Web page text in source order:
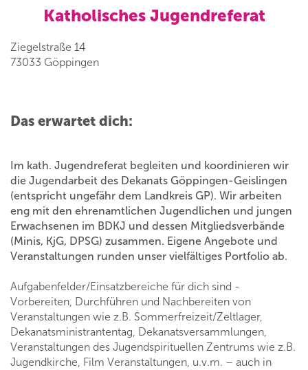
Katholisches Jugendreferat
Ziegelstraße 14
73033 Göppingen
Das erwartet dich:
Im kath. Jugendreferat begleiten und koordinieren wir
die Jugendarbeit des Dekanats Göppingen-Geislingen
(entspricht ungefähr dem Landkreis GP). Wir arbeiten
eng mit den ehrenamtlichen Jugendlichen und jungen
Erwachsenen im BDKJ und dessen Mitgliedsverbände
(Minis, KjG, DPSG) zusammen. Eigene Angebote und
Veranstaltungen runden unser vielfältiges Portfolio ab.
Aufgabenfelder/Einsatzbereiche für dich sind -
Vorbereiten, Durchführen und Nachbereiten von
Veranstaltungen wie z.B. Sommerfreizeit/Zeltlager,
Dekanatsministrantentag, Dekanatsversammlungen,
Veranstaltungen des Jugendspirituellen Zentrums wie z.B.
Jugendkirche, Film Veranstaltungen, u.v.m. – auch in